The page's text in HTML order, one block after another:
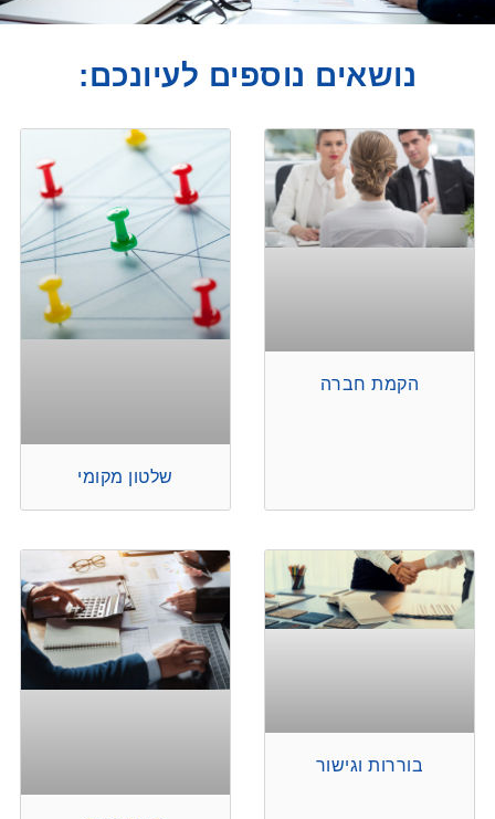
נושאים נוספים לעיונכם:
הקמת חברה
שלטון מקומי
בוררות וגישור